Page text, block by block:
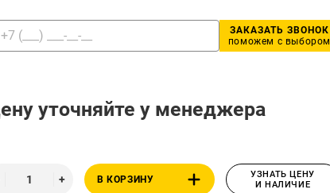
ЗАКАЗАТЬ ЗВОНОК
поможем с выбором
уточняйте у менеджера
В КОРЗИНУ
УЗНАТЬ ЦЕНУ
И НАЛИЧИЕ